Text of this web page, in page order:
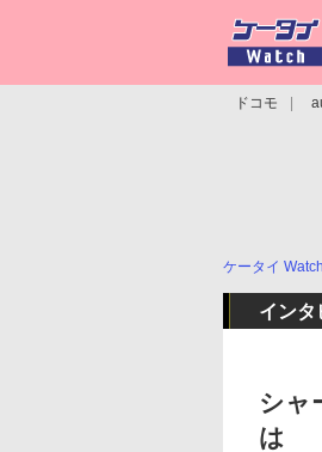
ドコモ
ケータイ Watch
インタ
シャ
は